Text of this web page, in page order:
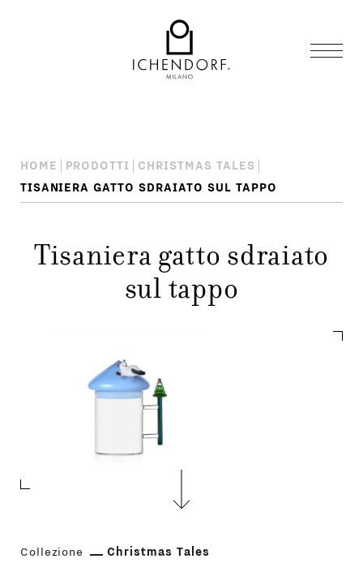
HOME PRODOTTI
CHRISTMAS TALES
TISANIERA GATTO SDRAIATO SUL TAPPO
Tisaniera gatto sdraiato
sul tappo
Collezione
Christmas Tales